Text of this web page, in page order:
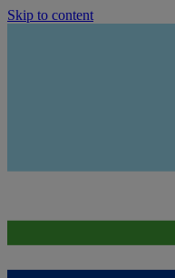
Skip to content